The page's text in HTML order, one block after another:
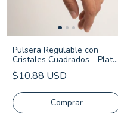
Pulsera Regulable con
Cristales Cuadrados - Plata
925
$10.88 USD
Comprar